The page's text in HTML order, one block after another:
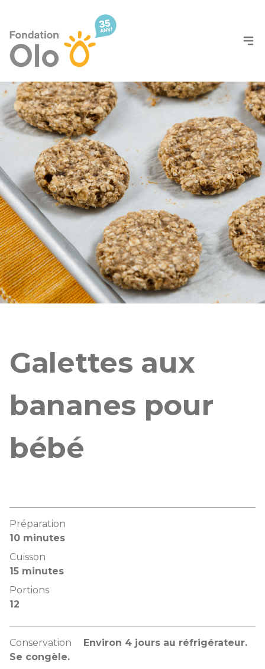
Galettes aux
bananes pour
bébé
Préparation
10 minutes
Cuisson
15 minutes
Portions
12
Conservation
Environ 4 jours au réfrigérateur.
Se congèle.